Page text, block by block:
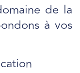
de la
à vos